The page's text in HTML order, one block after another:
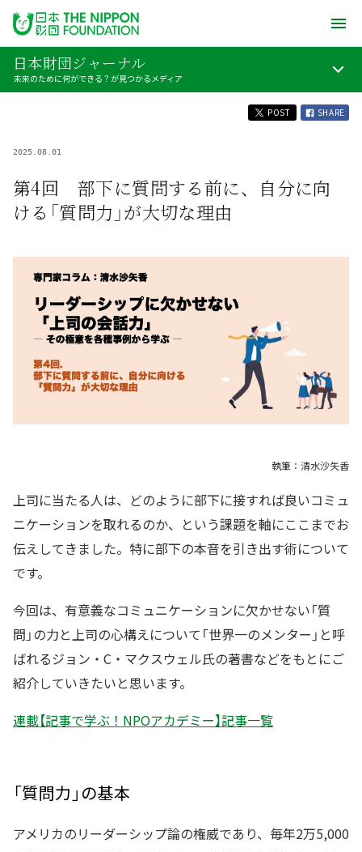
日本財団ジャーナル
未来のために何ができる？が見つかるメディア
POST SHARE
2025.08.01
第4回 部下に質問する前に、自分に向
ける「質問力」が大切な理由
執筆：清水沙矢香
上司に当たる人は、どのように部下に接すれば良いコミュ
ニケーションを取れるのか、という課題を軸にここまでお
伝えしてきました。特に部下の本音を引き出す術について
です。
今回は、有意義なコミュニケーションに欠かせない「質
問」の力と上司の心構えについて「世界一のメンター」と呼
ばれるジョン・C・マクスウェル氏の著書などをもとにご
紹介していきたいと思います。
連載【記事で学ぶ！NPOアカデミー】記事一覧
「質問力」の基本
アメリカのリーダーシップ論の権威であり、毎年2万5,000